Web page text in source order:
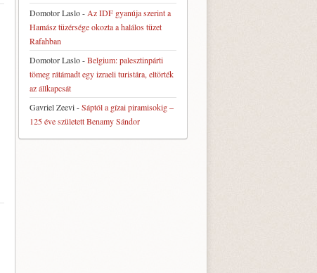
Domotor Laslo- Az IDF gyanúja szerint a
Hamász tüzérsége okozta a halálos tüzet
Rafahban
Domotor Laslo-Belgium: palesztinpárti
tömeg rátámadt egy izraeli turistára, eltörték
az állkapcsát
Gavriel Zeevi-Sáptól a gízai piramisokig –
125 éve született Benamy Sándor